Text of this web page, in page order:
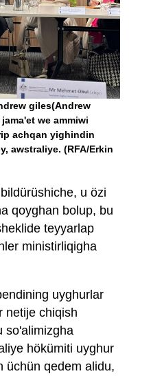
giles(Andrew
we ammiwi
achqan yighindin
awstraliye. (RFA/Erkin
u özi
qoyghan bolup, bu
teyyarlap
ministirliqigha
uyghurlar
netije chiqish
so'alimizgha
hökümiti uyghur
üchün qedem alidu,